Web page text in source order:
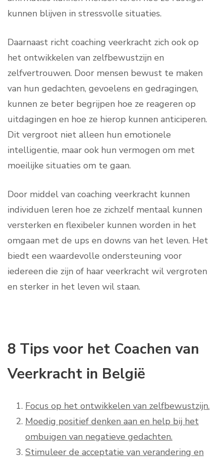
kunnen blijven in stressvolle situaties.
Daarnaast richt coaching veerkracht zich ook op
het ontwikkelen van zelfbewustzijn en
zelfvertrouwen. Door mensen bewust te maken
van hun gedachten, gevoelens en gedragingen,
kunnen ze beter begrijpen hoe ze reageren op
uitdagingen en hoe ze hierop kunnen anticiperen.
Dit vergroot niet alleen hun emotionele
intelligentie, maar ook hun vermogen om met
moeilijke situaties om te gaan.
Door middel van coaching veerkracht kunnen
individuen leren hoe ze zichzelf mentaal kunnen
versterken en flexibeler kunnen worden in het
omgaan met de ups en downs van het leven. Het
biedt een waardevolle ondersteuning voor
iedereen die zijn of haar veerkracht wil vergroten
en sterker in het leven wil staan.
8 Tips voor het Coachen van
Veerkracht in België
Focus op het ontwikkelen van zelfbewustzijn.
Moedig positief denken aan en help bij het
ombuigen van negatieve gedachten.
Stimuleer de acceptatie van verandering en